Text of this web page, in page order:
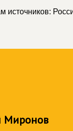
источников:
Миронов